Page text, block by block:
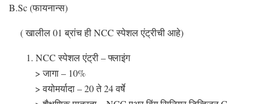
B.Sc (फायनान्स)
( खालील 01 ब्रांच ही NCC स्पेशल एंट्रीची आहे)
1. NCC स्पेशल एंट्री – फ्लाइंग
> जागा – 10%
> वयोमर्यादा – 20 ते 24 वर्षे